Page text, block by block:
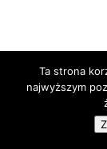
Ta strona
najwyższym